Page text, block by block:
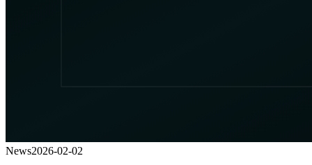
News2026-02-02